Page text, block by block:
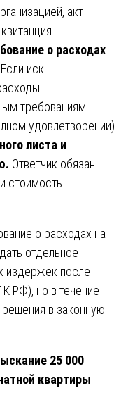
акт
о расходах
Если иск
требованиям
удовлетворении).
листа и
Ответчик обязан
стоимость
о расходах на
отдельное
издержек после
РФ), но в течение
в законную
25 000
квартиры